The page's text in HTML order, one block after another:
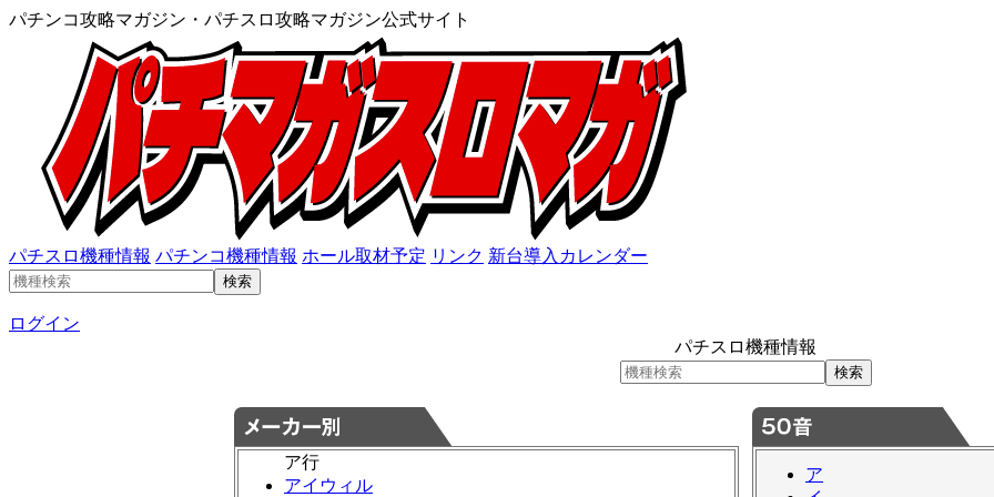
パチンコ攻略マガジン・パチスロ攻略マガジン公式サイト
パチスロ機種情報 パチンコ機種情報 ホール取材予定 リンク 新台導入カレンダー
ログイン
パチスロ機種情報
ア行
アイウィル
ア